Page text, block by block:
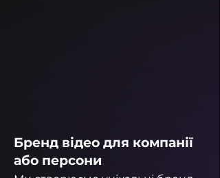
Бренд відео для компанії
або персони